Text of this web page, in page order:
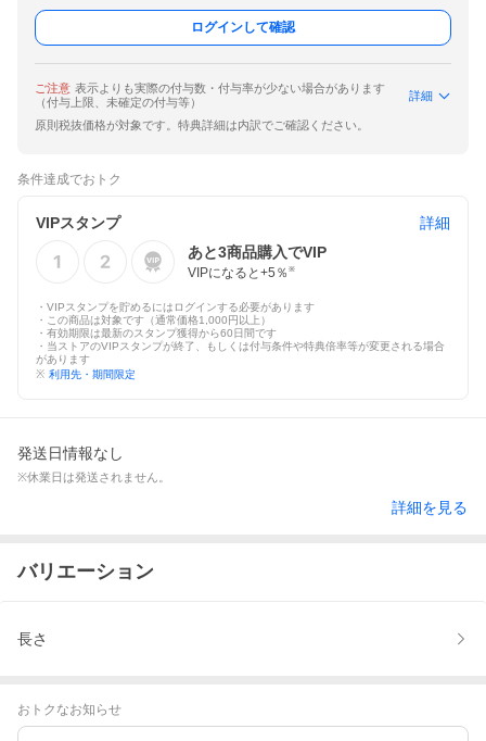
ログインして確認
ご注意 表示よりも実際の付与数・付与率が少ない場合があります
（付与上限、未確定の付与等）
詳細
原則税抜価格が対象です。特典詳細は内訳でご確認ください。
条件達成でおトク
VIPスタンプ
詳細
あと3商品購入でVIP
VIPになると+5 ％ ※
・VIPスタンプを貯めるにはログインする必要があります
・この商品は対象です（通常価格1,000円以上）
・有効期限は最新のスタンプ獲得から60日間です
・当ストアのVIPスタンプが終了、もしくは付与条件や特典倍率等が変更される場合
があります
※ 利用先・期間限定
発送日情報なし
※休業日は発送されません。
詳細を見る
バリエーション
長さ
おトクなお知らせ